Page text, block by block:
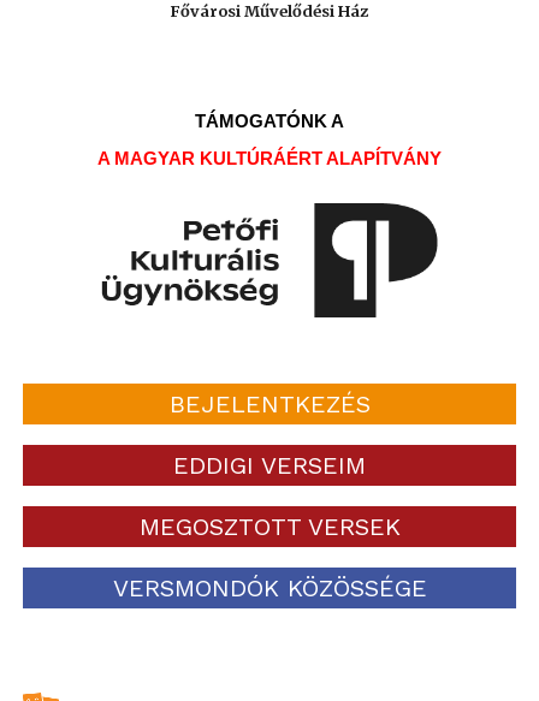
Fővárosi Művelődési Ház
TÁMOGATÓNK A
A MAGYAR KULTÚRÁÉRT ALAPÍTVÁNY
BEJELENTKEZÉS
EDDIGI VERSEIM
MEGOSZTOTT VERSEK
VERSMONDÓK KÖZÖSSÉGE